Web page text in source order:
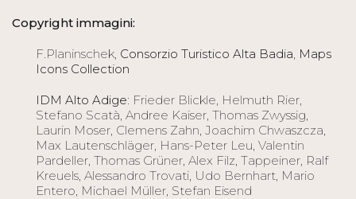
Copyright immagini:
F.Planinschek, Consorzio Turistico Alta Badia, Maps
Icons Collection
IDM Alto Adige: Frieder Blickle, Helmuth Rier,
Stefano Scatà, Andree Kaiser, Thomas Zwyssig,
Laurin Moser, Clemens Zahn, Joachim Chwaszcza,
Max Lautenschläger, Hans-Peter Leu, Valentin
Pardeller, Thomas Grüner, Alex Filz, Tappeiner, Ralf
Kreuels, Alessandro Trovati, Udo Bernhart, Mario
Entero, Michael Müller, Stefan Eisend